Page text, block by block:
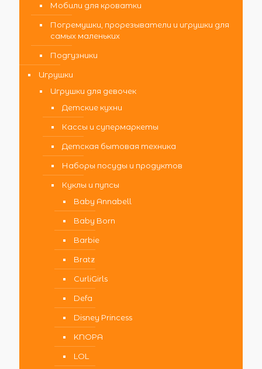
Мобили для кроватки
Погремушки, прорезыватели и игрушки для
самых маленьких
Подгузники
Игрушки
Игрушки для девочек
Детские кухни
Кассы и супермаркеты
Детская бытовая техника
Наборы посуды и продуктов
Куклы и пупсы
Baby Annabell
Baby Born
Barbie
Bratz
CurliGirls
Defa
Disney Princess
KNOPA
LOL